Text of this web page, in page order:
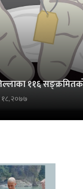
११६
१८, २०७७